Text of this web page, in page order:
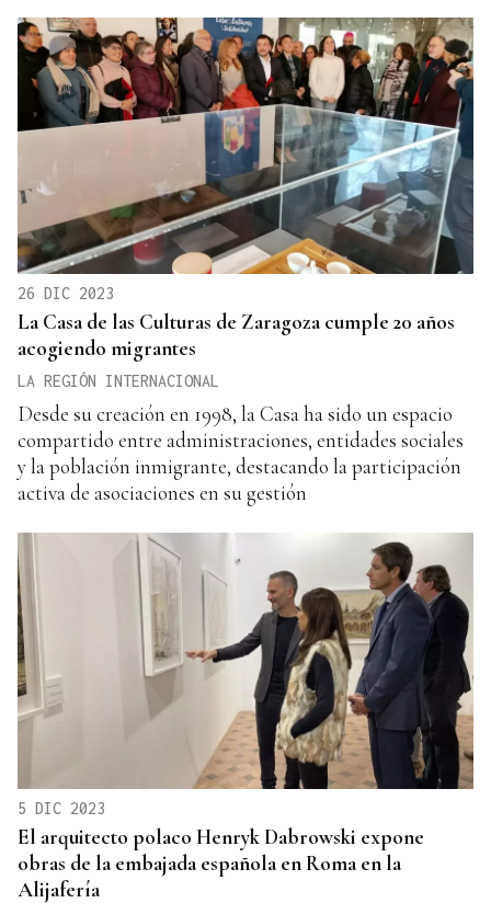
26 DIC 2023
La Casa de las Culturas de Zaragoza cumple 20 años
acogiendo migrantes
LA REGIÓN INTERNACIONAL
Desde su creación en 1998, la Casa ha sido un espacio
compartido entre administraciones, entidades sociales
y la población inmigrante, destacando la participación
activa de asociaciones en su gestión
5 DIC 2023
El arquitecto polaco Henryk Dabrowski expone
obras de la embajada española en Roma en la
Alijafería